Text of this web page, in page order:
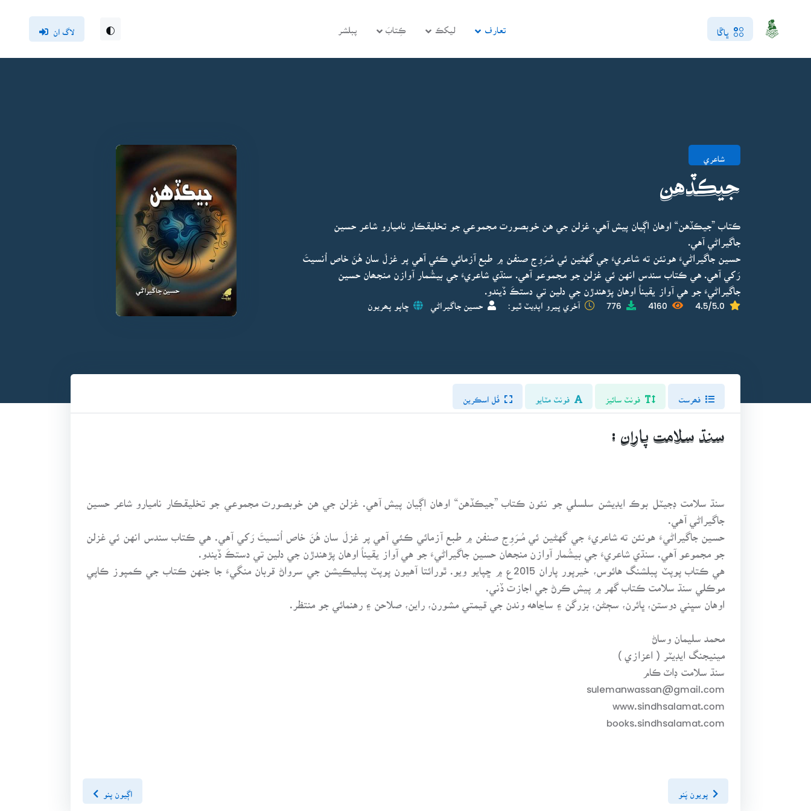
ڀاڱا تعارف ليکڪ ڪِتابَ پبلشر لاگ ان
شاعري
جيڪڏهن
ڪتاب ”جيڪڏهن“ اوهان اڳيان پيش آهي. غزلن جي هن خوبصورت مجموعي جو تخليقڪار ناميارو شاعر حسين
جاگيراڻي آهي.
حسين جاگيراڻيءَ هونئن ته شاعريءَ جي گهڻين ئي مُــرَوِج صنفن ۾ طبع آزمائي ڪئي آهي پر غزلَ سان هُنَ خاص اُنسيتَ
رَکي آهي. هي ڪتاب سندس انهن ئي غزلن جو مجموعو آهي. سنڌي شاعريءَ جي بيشُمار آوازن منجھان حسين
جاگيراڻيءَ جو هي آواز يقيناً اوهان پڙهندڙن جي دلين تي دستڪَ ڏيندو.
4.5/5.0
4160
776 آخري ڀيرو اپڊيٽ ٿيو: حسين جاگيراڻي ڇاپو پھريون
فونٽ سائيز فونٽ مٽايو فُل اسڪرين
سنڌ سلامت پاران :
سنڌ سلامت ڊجيٽل بوڪ ايڊيشن سلسلي جو نئون ڪتاب ”جيڪڏهن“ اوهان اڳيان پيش آهي. غزلن جي هن خوبصورت مجموعي جو تخليقڪار ناميارو شاعر حسين
جاگيراڻي آهي.
حسين جاگيراڻيءَ هونئن ته شاعريءَ جي گهڻين ئي مُــرَوِج صنفن ۾ طبع آزمائي ڪئي آهي پر غزلَ سان هُنَ خاص اُنسيتَ رَکي آهي. هي ڪتاب سندس انهن ئي غزلن
جو مجموعو آهي. سنڌي شاعريءَ جي بيشُمار آوازن منجھان حسين جاگيراڻيءَ جو هي آواز يقيناً اوهان پڙهندڙن جي دلين تي دستڪَ ڏيندو.
هي ڪتاب پوپٽ پبلشنگ هائوس، خيرپور پاران 2015ع ۾ ڇپايو ويو. ٿورائتا آهيون پوپٽ پبليڪيشن جي سرواڻ قربان منگيءَ جا جنهن ڪتاب جي ڪمپوز ڪاپي
موڪلي سنڌ سلامت ڪتاب گهر ۾ پيش ڪرڻ جي اجازت ڏني.
اوهان سڀني دوستن، ڀائرن، سڄڻن، بزرگن ۽ ساڃاهه وندن جي قيمتي مشورن، راين، صلاحن ۽ رهنمائي جو منتظر.
محمد سليمان وساڻ
مينيجنگ ايڊيٽر ( اعزازي )
سنڌ سلامت ڊاٽ ڪام
sulemanwassan@gmail.com
پويون پَنو اڳيون پنو